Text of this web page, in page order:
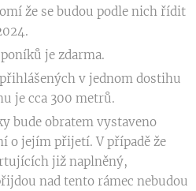
že se budou podle nich řídit
je zdarma.
v jednom dostihu
je cca 300 metrů.
bude obratem vystaveno
o jejím přijetí. V případě že
již naplněný,
nad tento rámec nebudou